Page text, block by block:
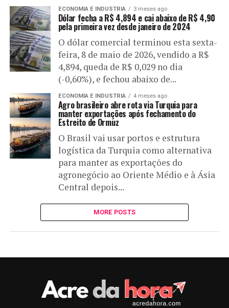
ECONOMIA E INDUSTRIA 3 meses ago
Dólar fecha a R$ 4,894 e cai abaixo de R$ 4,90
pela primeira vez desde janeiro de 2024
O dólar comercial terminou esta sexta-
feira, 8 de maio de 2026, vendido a R$
4,894, queda de R$ 0,029 no dia
(-0,60%), e fechou abaixo de...
ECONOMIA E INDUSTRIA 4 meses ago
Agro brasileiro abre rota via Turquia para
manter exportações após fechamento do
Estreito de Ormuz
O Brasil vai usar portos e estrutura
logística da Turquia como alternativa
para manter as exportações do
agronegócio ao Oriente Médio e à Ásia
Central depois...
MORE POSTS